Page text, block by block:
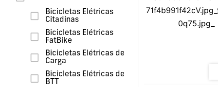
Bicicletas Elétricas
Citadinas
Bicicletas Elétricas
FatBike
Bicicletas Elétricas de
Carga
Bicicletas Elétricas de
BTT